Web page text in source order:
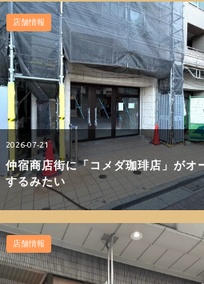
2026-07-21
仲宿商店街に「コメダ珈琲店」がオ
するみたい
店舗情報
店舗情報